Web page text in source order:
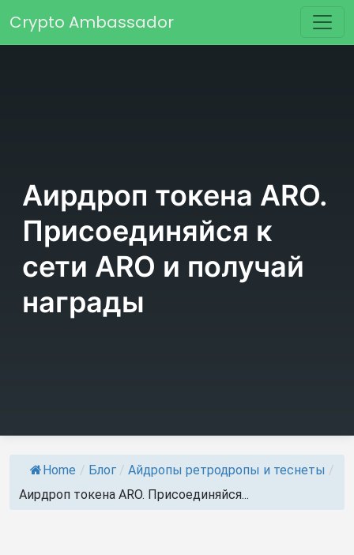
Основная навигация
Crypto Ambassador
Аирдроп токена ARO.
Присоединяйся к
сети ARO и получай
награды
Home / Блог / Айдропы ретродропы и теснеты /
Аирдроп токена ARO. Присоединяйся...